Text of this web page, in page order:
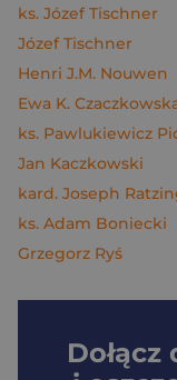
ks. Józef Tischner
Józef Tischner
Henri J.M. Nouwen
Ewa K.
ks. Pawlukiewicz
Jan Kaczkowski
kard. Joseph
ks. Adam Boniecki
Grzegorz Ryś
Dołącz